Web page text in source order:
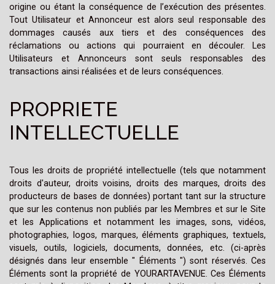
origine ou étant la conséquence de l’exécution des présentes.
Tout Utilisateur et Annonceur est alors seul responsable des
dommages causés aux tiers et des conséquences des
réclamations ou actions qui pourraient en découler. Les
Utilisateurs et Annonceurs sont seuls responsables des
transactions ainsi réalisées et de leurs conséquences.
PROPRIETE
INTELLECTUELLE
Tous les droits de propriété intellectuelle (tels que notamment
droits d'auteur, droits voisins, droits des marques, droits des
producteurs de bases de données) portant tant sur la structure
que sur les contenus non publiés par les Membres et sur le Site
et les Applications et notamment les images, sons, vidéos,
photographies, logos, marques, éléments graphiques, textuels,
visuels, outils, logiciels, documents, données, etc. (ci-après
désignés dans leur ensemble " Éléments ") sont réservés. Ces
Éléments sont la propriété de YOURARTAVENUE. Ces Éléments